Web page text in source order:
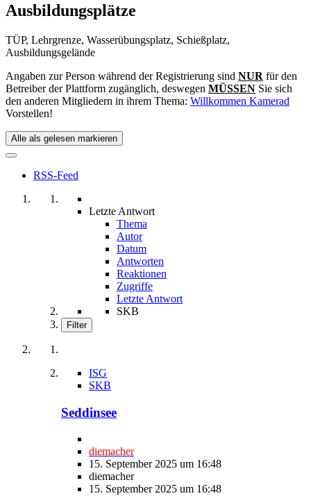
Ausbildungsplätze
TÜP, Lehrgrenze, Wasserübungsplatz, Schießplatz,
Ausbildungsgelände
Angaben zur Person während der Registrierung sind NUR für den
Betreiber der Plattform zugänglich, deswegen MÜSSEN Sie sich
den anderen Mitgliedern in ihrem Thema: Willkommen Kamerad
Vorstellen!
Alle als gelesen markieren
RSS-Feed
Letzte Antwort
Thema
Autor
Datum
Antworten
Reaktionen
Zugriffe
Letzte Antwort
SKB
Filter
ISG
SKB
Seddinsee
diemacher
15. September 2025 um 16:48
diemacher
15. September 2025 um 16:48